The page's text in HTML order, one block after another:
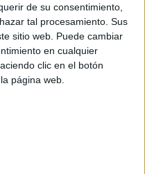
de su consentimiento,
tal procesamiento. Sus
sitio web. Puede cambiar
en cualquier
clic en el botón
página web.
de la ciudad, han
en la carretera de
Juan Carlos I,
barriada Junta Obras
Feijóo y Teniente